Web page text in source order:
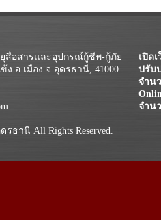
สื่อสารและอุปกรณ์กู้ชีพ-กู้ภัย
อ.เมือง จ.อุดรธานี, 41000
ธานี All Rights Reserved.
เปิด
ปรับ
จำน
จำน